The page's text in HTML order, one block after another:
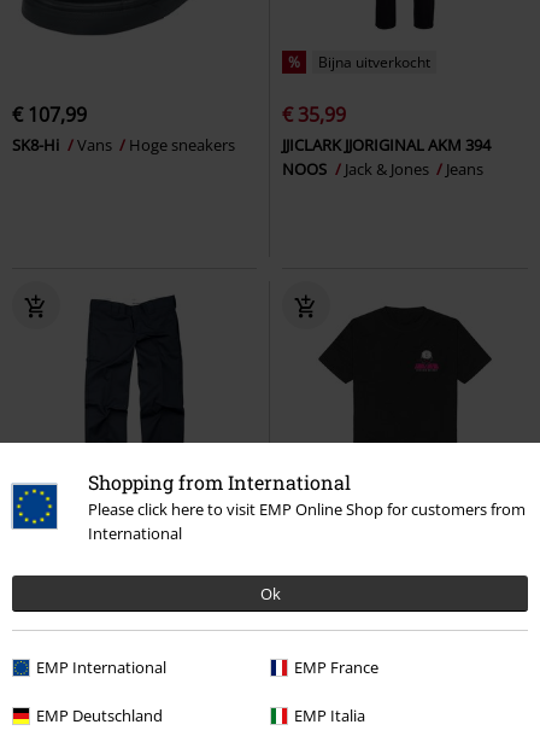
Shopping from International
Please click here to visit EMP Online Shop for customers from
International
Ok
EMP International EMP France
EMP Deutschland EMP Italia
€ 107,99
SK8-Hi Vans Hoge sneakers
% Bijna uitverkocht
€ 35,99
JJICLARK JJORIGINAL AKM 394
NOOS
Jack & Jones Jeans
-49%
Bijna uitverkocht
€ 37,99
Dickies
Chino
Grote maten
Vanaf€ 26,99
Callboy
T-shirt